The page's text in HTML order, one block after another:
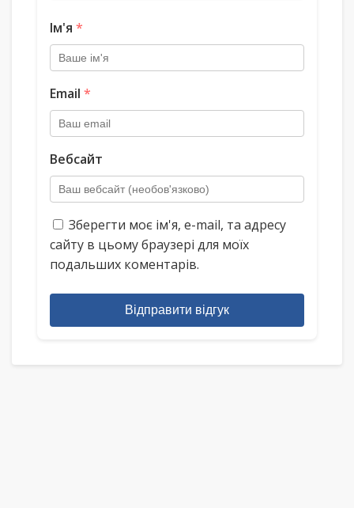
Ім'я *
Email *
Вебсайт
Зберегти моє ім'я, e-mail, та адресу
сайту в цьому браузері для моїх
подальших коментарів.
Відправити відгук